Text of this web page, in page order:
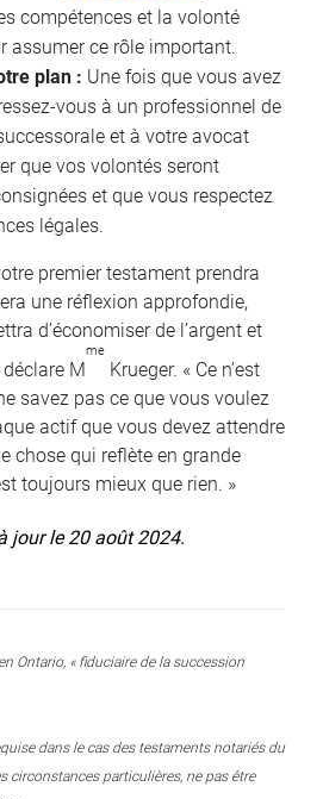
compétences et la volonté
assumer ce rôle important.
plan : Une fois que vous avez
vous à un professionnel de
et à votre avocat
que vos volontés seront
et que vous respectez
légales.
premier testament prendra
une réflexion approfondie,
d’économiser de l’argent et
déclare M
me
Krueger. « Ce n’est
savez pas ce que vous voulez
actif que vous devez attendre
chose qui reflète en grande
toujours mieux que rien. »
jour le 20 août 2024.
Ontario, « fiduciaire de la succession
dans le cas des testaments notariés du
circonstances particulières, ne pas être